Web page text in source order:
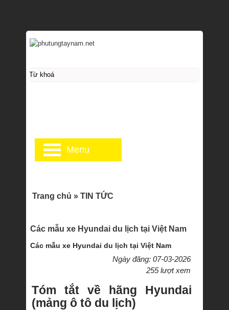
Các mẫu xe Hyundai du lịch tại Việt Nam
Các mẫu xe Hyundai du lịch tại Việt Nam
Ngày đăng: 07-03-2026
255 lượt xem
Tóm tắt về hãng Hyundai
(mảng ô tô du lịch)
Trang chủ » TIN TỨC
Menu